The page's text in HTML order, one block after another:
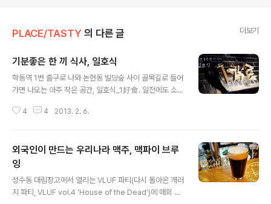
PLACE/TASTY 의 다른 글 더보기
기분좋은 한 끼 식사, 일호식
학동역 1번 출구로 나와 논현동 빌딩숲 사이 골목길로 들어
가면 나오는 아주 작은 공간, 일호식_1好食. 일전에도 소개
이 읽어야 할 잡지, 매거진 B)를 발행하고 있는 조수용 대표
진 B를 보면 알 수 있듯 군더더기없이 깔끔하고 정갈하게,
그렇다고 부족하거나 넘치지도 않는 여유가 음식과 식당
여기저기에서 묻어나오는 곳, 일호식을 찾아가보았다. 매
장 안은 따뜻한 조명과 함께 한쪽벽은 갈색 벽돌로 쌓아 올
려져 있었고, 훤히 보이는 주방과 진열대, 그리고 20석 정
4 4 2013. 2. 6.
외국인이 만드는 우리나라 맥주, 맥파이 브루
잉
성수동 대림창고에서 열리는 VLUF 파티(다시 돌아온 개러
지 파티, VLUF vol.4 'House of the Dead')에 매회 빠